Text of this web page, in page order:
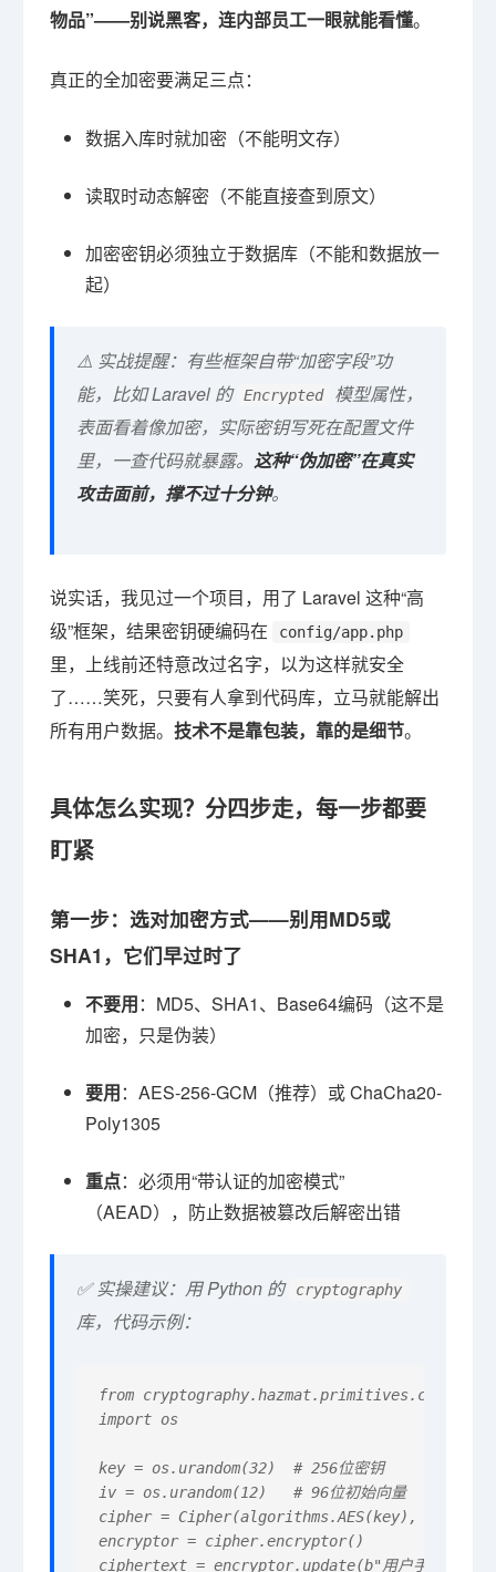
物品”——别说黑客，连内部员工一眼就能看懂。
真正的全加密要满足三点：
数据入库时就加密（不能明文存）
读取时动态解密（不能直接查到原文）
加密密钥必须独立于数据库（不能和数据放一
起）
⚠️ 实战提醒：有些框架自带“加密字段”功
能，比如 Laravel 的 Encrypted
模型属性，
表面看着像加密，实际密钥写死在配置文件
里，一查代码就暴露。 这种“伪加密”在真实
攻击面前，撑不过十分钟。
说实话，我见过一个项目，用了 Laravel 这种“高
级”框架，结果密钥硬编码在
config/app.php
里，上线前还特意改过名字，以为这样就安全
了……笑死，只要有人拿到代码库，立马就能解出
所有用户数据。 技术不是靠包装，靠的是细节。
具体怎么实现？分四步走，每一步都要
盯紧
第一步：选对加密方式——别用MD5或
SHA1，它们早过时了
不要用：MD5、SHA1、Base64编码（这不是
加密，只是伪装）
要用：AES-256-GCM（推荐）或 ChaCha20-
Poly1305
重点：必须用“带认证的加密模式”
（AEAD），防止数据被篡改后解密出错
✅ 实操建议：用 Python 的 cryptography
库，代码示例：
from cryptography.hazmat.primitives.ciphers
import os
key = os.urandom(32)  # 256位密钥
iv = os.urandom(12)   # 96位初始向量
cipher = Cipher(algorithms.AES(key),
encryptor = cipher.encryptor()
ciphertext = encryptor.update(b"用户手机号